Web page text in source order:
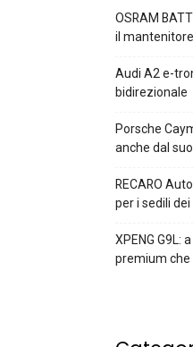
OSRAM
il
Audi A2 e-
bidirezionale
Porsche
anche dal
RECARO
per i sedili
XPENG G9L:
premium che